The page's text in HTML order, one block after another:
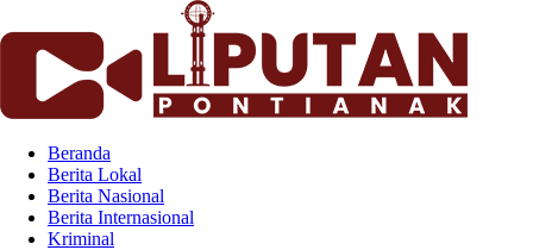
Beranda
Berita Lokal
Berita Nasional
Berita Internasional
Kriminal